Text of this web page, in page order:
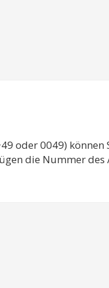
oder 0049) können
die Nummer des